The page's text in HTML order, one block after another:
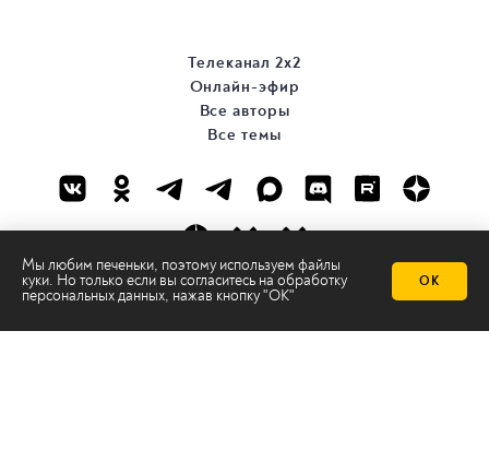
Мы любим печеньки, поэтому используем файлы
куки. Но только если вы согласитесь на обработку
персональных данных, нажав кнопку "ОК"
ОК
Телеканал 2х2
Онлайн-эфир
Все авторы
Все темы
© ООО «ТРК «2Х2», 2026
Правовая информация